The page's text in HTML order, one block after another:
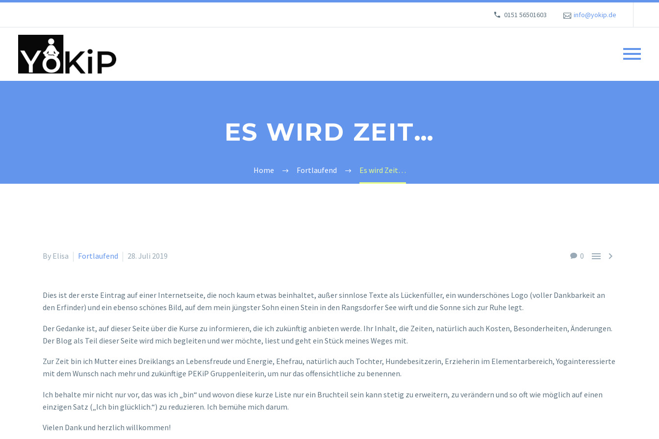
0151 56501603 info@yokip.de
ES WIRD ZEIT…
Home Fortlaufend Es wird Zeit…
0  
By Elisa Fortlaufend 28. Juli 2019
Dies ist der erste Eintrag auf einer Internetseite, die noch kaum etwas beinhaltet, außer sinnlose Texte als Lückenfüller, ein wunderschönes Logo (voller Dankbarkeit an
den Erfinder) und ein ebenso schönes Bild, auf dem mein jüngster Sohn einen Stein in den Rangsdorfer See wirft und die Sonne sich zur Ruhe legt.
Der Gedanke ist, auf dieser Seite über die Kurse zu informieren, die ich zukünftig anbieten werde. Ihr Inhalt, die Zeiten, natürlich auch Kosten, Besonderheiten, Änderungen.
Der Blog als Teil dieser Seite wird mich begleiten und wer möchte, liest und geht ein Stück meines Weges mit.
Zur Zeit bin ich Mutter eines Dreiklangs an Lebensfreude und Energie, Ehefrau, natürlich auch Tochter, Hundebesitzerin, Erzieherin im Elementarbereich, Yogainteressierte
mit dem Wunsch nach mehr und zukünftige PEKiP Gruppenleiterin, um nur das offensichtliche zu benennen.
Ich behalte mir nicht nur vor, das was ich „bin“ und wovon diese kurze Liste nur ein Bruchteil sein kann stetig zu erweitern, zu verändern und so oft wie möglich auf einen
einzigen Satz („Ich bin glücklich.“) zu reduzieren. Ich bemühe mich darum.
Vielen Dank und herzlich willkommen!